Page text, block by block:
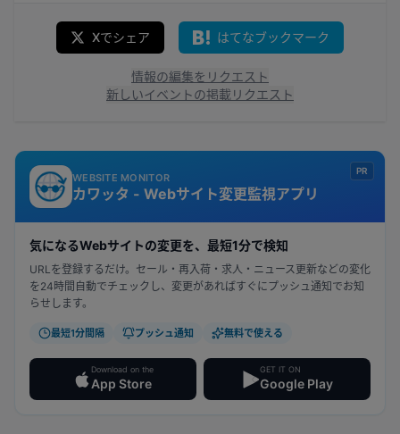
Xでシェア はてなブックマーク
情報の編集をリクエスト
新しいイベントの掲載リクエスト
PR
WEBSITE MONITOR
カワッタ - Webサイト変更監視アプリ
気になるWebサイトの変更を、最短1分で検知
URLを登録するだけ。セール・再入荷・求人・ニュース更新などの変化
を24時間自動でチェックし、変更があればすぐにプッシュ通知でお知
らせします。
最短1分間隔 プッシュ通知 無料で使える
Download on the
App Store
GET IT ON
Google Play